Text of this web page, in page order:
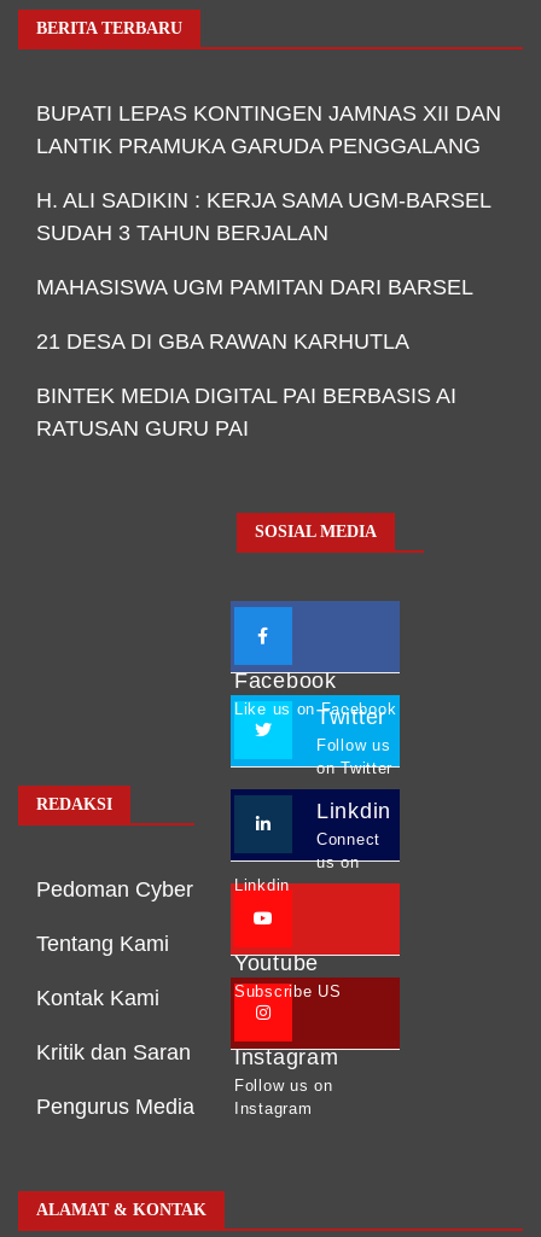
BERITA TERBARU
BUPATI LEPAS KONTINGEN JAMNAS XII DAN
LANTIK PRAMUKA GARUDA PENGGALANG
H. ALI SADIKIN : KERJA SAMA UGM-BARSEL
SUDAH 3 TAHUN BERJALAN
MAHASISWA UGM PAMITAN DARI BARSEL
21 DESA DI GBA RAWAN KARHUTLA
BINTEK MEDIA DIGITAL PAI BERBASIS AI
RATUSAN GURU PAI
REDAKSI
Pedoman Cyber
Tentang Kami
Kontak Kami
Kritik dan Saran
Pengurus Media
SOSIAL MEDIA
Facebook
Like us on Facebook
Twitter
Follow us
on Twitter
Linkdin
Connect
us on
Linkdin
Youtube
Subscribe US
Instagram
Follow us on
Instagram
ALAMAT & KONTAK